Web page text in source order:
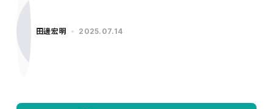
田邊宏明 2025.07.14